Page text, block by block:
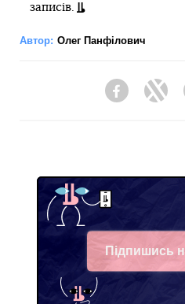
записів.
Автор: Олег Панфілович
Facebook
Підпишись
Facebook